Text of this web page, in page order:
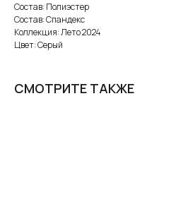
Состав: Полиэстер
Состав: Спандекс
Коллекция: Лето 2024
Цвет: Серый
СМОТРИТЕ ТАКЖЕ